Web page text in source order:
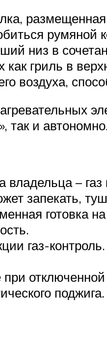
румяной
низ в
гриль в
воздуха,
так и
–
запекать,
готовка
газ-
отключенной
поджига.